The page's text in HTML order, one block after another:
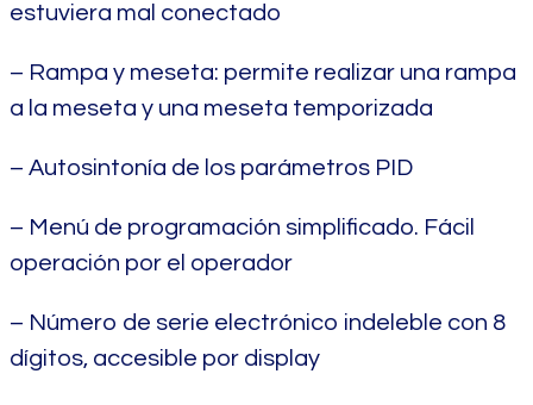
estuviera mal conectado
– Rampa y meseta: permite realizar una rampa
a la meseta y una meseta temporizada
– Autosintonía de los parámetros PID
– Menú de programación simplificado. Fácil
operación por el operador
– Número de serie electrónico indeleble con 8
dígitos, accesible por display